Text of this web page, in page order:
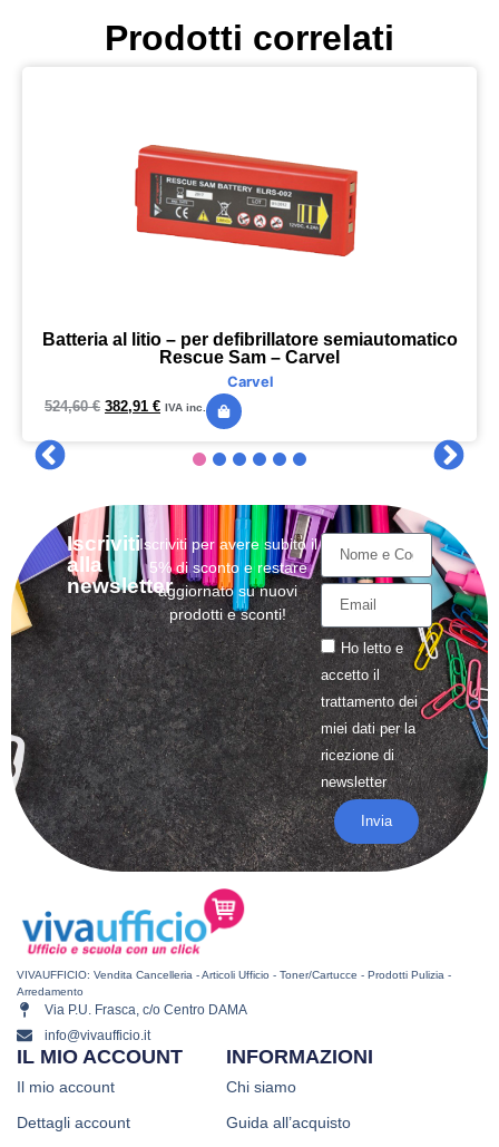
Prodotti correlati
Batteria al litio – per defibrillatore semiautomatico
Rescue Sam – Carvel
Carvel
524,60€ 382,91 € IVA inc.
Iscriviti
alla
newsletter
Iscriviti per avere subito il
5% di sconto e restare
aggiornato su nuovi
prodotti e sconti!
Ho letto e
accetto il
trattamentodei
miei dati per la
ricezione di
newsletter
Invia
VIVAUFFICIO: Vendita Cancelleria - Articoli Ufficio - Toner/Cartucce - Prodotti Pulizia -
Arredamento
Via P.U. Frasca, c/o Centro DAMA
info@vivaufficio.it
INFORMAZIONI
Chi siamo
Guida all’acquisto
IL MIO ACCOUNT
Il mio account
Dettagli account